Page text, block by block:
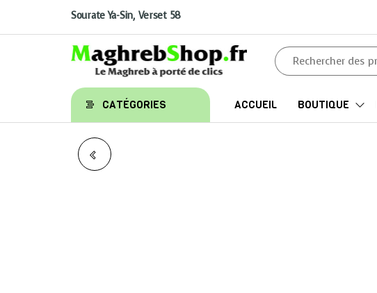
Sourate Ya-Sin, Verset 58
Maghrebshop
Le
Maghreb
à porter
de clics
CATÉGORIES ACCUEIL BOUTIQUE